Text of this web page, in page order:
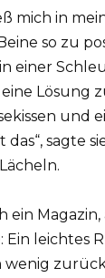
mich in
so zu
einer
Lösung
und
das“, sagte
Magazin,
leichtes
wenig